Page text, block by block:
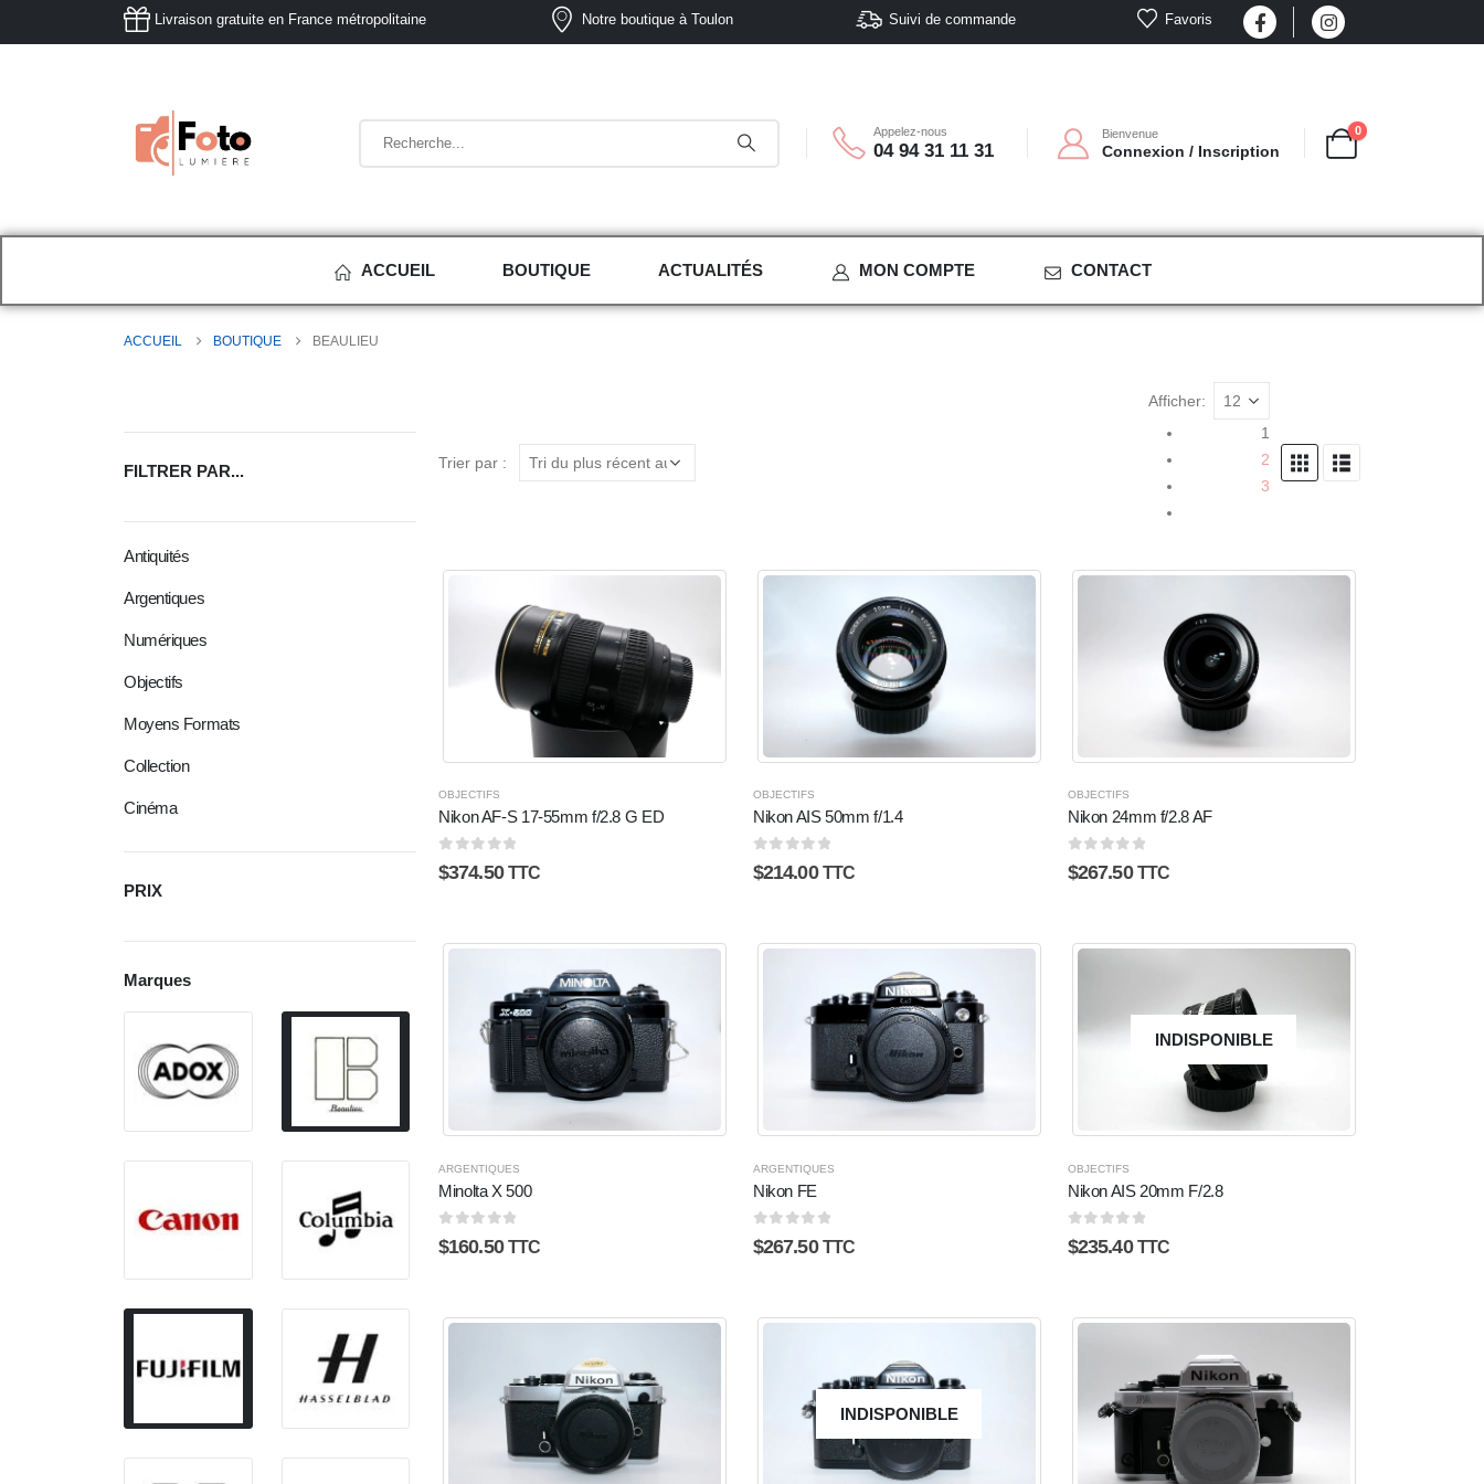
Notre boutique à Toulon
Livraison gratuite en France métropolitaine Suivi de commande Favoris
Appelez-nous
04 94 31 11 31
Bienvenue
Connexion / Inscription
0
ACCUEIL BOUTIQUE ACTUALITÉS MON COMPTE CONTACT
ACCUEIL BOUTIQUE BEAULIEU
Trier par :
Afficher:
1
2
3
OBJECTIFS
Nikon AF-S 17-55mm f/2.8 G ED
0 sur 5
$374.50 TTC
OBJECTIFS
Nikon AIS 50mm f/1.4
0 sur 5
$214.00 TTC
OBJECTIFS
Nikon 24mm f/2.8 AF
0 sur 5
$267.50 TTC
ARGENTIQUES
Minolta X 500
0 sur 5
$160.50 TTC
ARGENTIQUES
Nikon FE
0 sur 5
$267.50 TTC
INDISPONIBLE
OBJECTIFS
Nikon AIS 20mm F/2.8
0 sur 5
$235.40 TTC
INDISPONIBLE
FILTRER PAR...
Antiquités
Argentiques
Numériques
Objectifs
Moyens Formats
Collection
Cinéma
PRIX
Marques